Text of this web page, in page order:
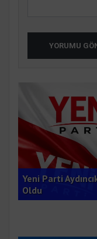
YORUMU
Yeni Parti
Oldu